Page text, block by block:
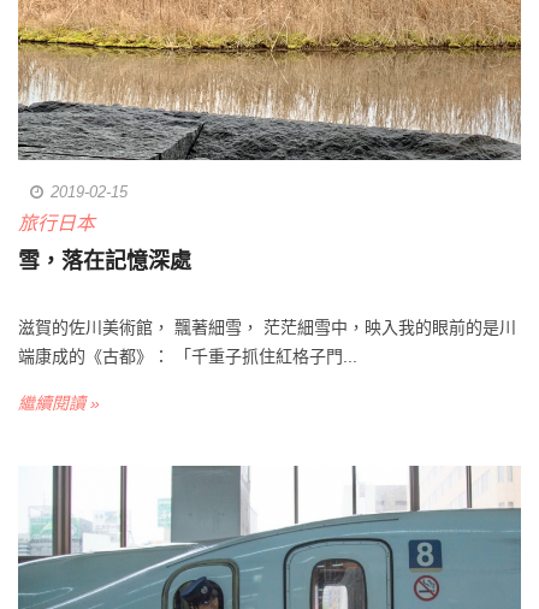
2019-02-15
旅行日本
雪，落在記憶深處
滋賀的佐川美術館， 飄著細雪， 茫茫細雪中，映入我的眼前的是川
端康成的《古都》： 「千重子抓住紅格子門...
繼續閱讀 »